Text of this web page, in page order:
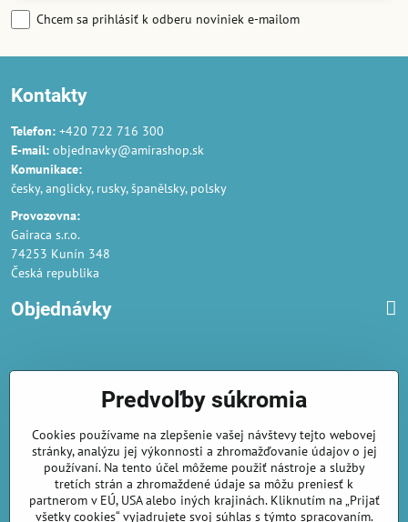
Chcem sa prihlásiť k odberu noviniek e-mailom
Kontakty
Telefon: +420 722 716 300
E-mail: objednavky@amirashop.sk
Komunikace:
česky, anglicky, rusky, španělsky, polsky
Provozovna:
Gairaca s.r.o.
74253 Kunín 348
Česká republika
Objednávky
Podmienky ochrany osobných údajov
Náklady na dodání a doba dodání
Veľkoobchod- značka Gaira®
AmiraShop je registrovaný na Puncovom úrade.
Puncové značkysú k nahliadnuttu.
Predvoľby súkromia
Cookies používame na zlepšenie vašej návštevy tejto webovej
stránky, analýzu jej výkonnosti a zhromažďovanie údajov o jej
používaní. Na tento účel môžeme použiť nástroje a služby
tretích strán a zhromaždené údaje sa môžu preniesť k
partnerom v EÚ, USA alebo iných krajinách. Kliknutím na „Prijať
všetky cookies“ vyjadrujete svoj súhlas s týmto spracovaním.